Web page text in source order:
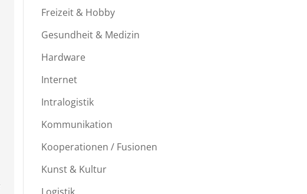
Freizeit & Hobby
Gesundheit & Medizin
Hardware
Internet
Intralogistik
Kommunikation
Kooperationen / Fusionen
Kunst & Kultur